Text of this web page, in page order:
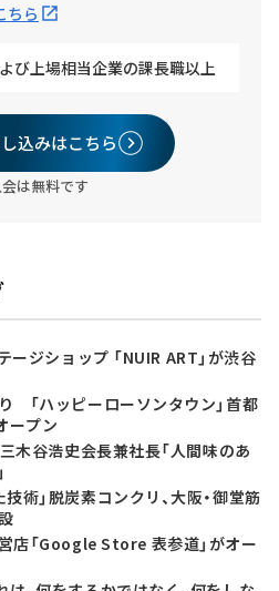
ちら
び上場相当企業の課長職以上
込みはこちら
は無料です
ージショップ 「NUIR ART」が渋谷
「ハッピーローソンタウン」首都
ープン
木谷浩史会長兼社長「人間味のあ
術」脱炭素コンクリ、大阪・御堂筋
店「Google Store 表参道」がオー